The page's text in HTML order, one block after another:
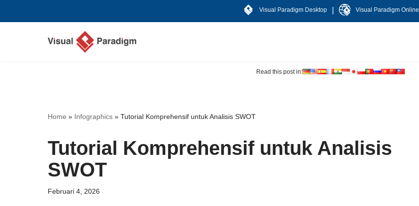
Visual Paradigm Desktop Visual Paradigm Online
Read this post in:
Home » Infographics » Tutorial Komprehensif untuk Analisis SWOT
Tutorial Komprehensif untuk Analisis
SWOT
Februari 4, 2026